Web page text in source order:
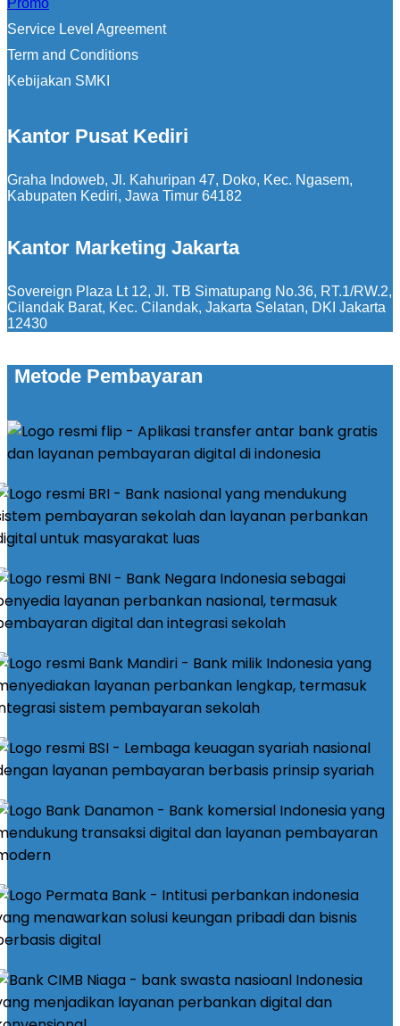
Promo
Service Level Agreement
Term and Conditions
Kebijakan SMKI
Kantor Pusat Kediri
Graha Indoweb, Jl. Kahuripan 47, Doko, Kec. Ngasem,
Kabupaten Kediri, Jawa Timur 64182
Kantor Marketing Jakarta
Sovereign Plaza Lt 12, Jl. TB Simatupang No.36, RT.1/RW.2,
Cilandak Barat, Kec. Cilandak, Jakarta Selatan, DKI Jakarta
12430
Metode Pembayaran